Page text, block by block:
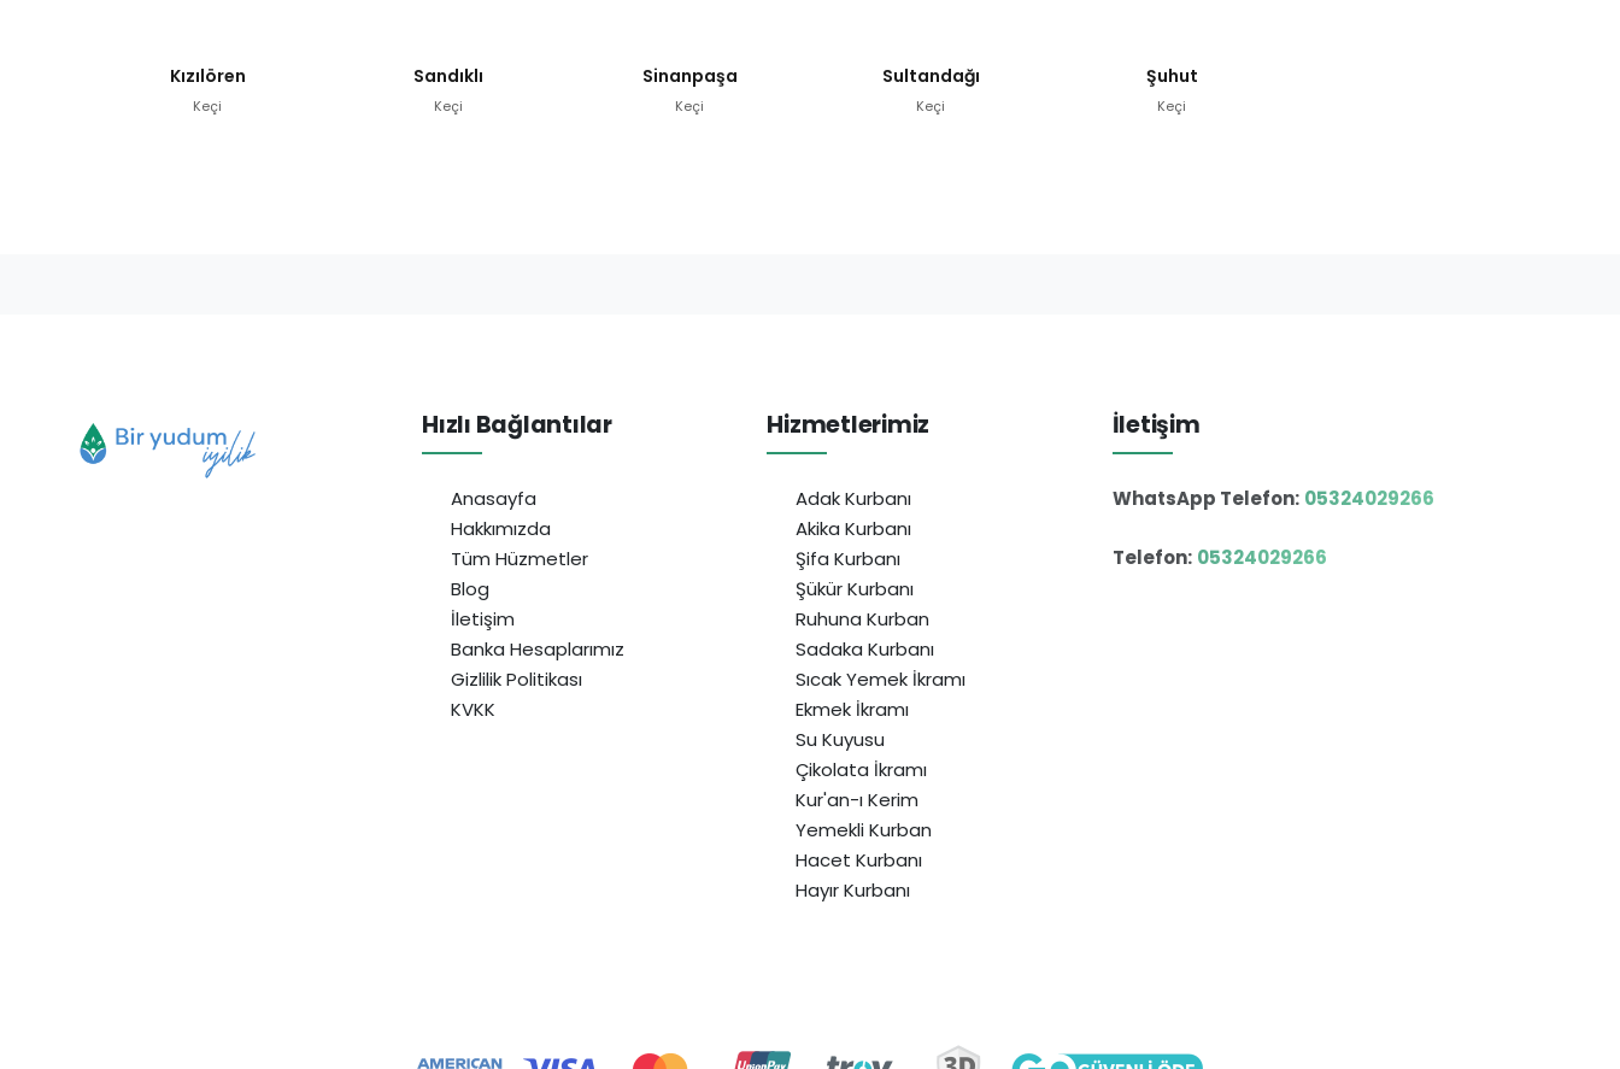
Kızılören
Keçi
Sandıklı
Keçi
Sinanpaşa
Keçi
Sultandağı
Keçi
Şuhut
Keçi
Hızlı Bağlantılar
Anasayfa
Hakkımızda
Tüm Hüzmetler
Blog
İletişim
Banka Hesaplarımız
Gizlilik Politikası
KVKK
Hizmetlerimiz
Adak Kurbanı
Akika Kurbanı
Şifa Kurbanı
Şükür Kurbanı
Ruhuna Kurban
Sadaka Kurbanı
Sıcak Yemek İkramı
Ekmek İkramı
Su Kuyusu
Çikolata İkramı
Kur'an-ı Kerim
Yemekli Kurban
Hacet Kurbanı
Hayır Kurbanı
İletişim
WhatsApp Telefon: 05324029266
Telefon: 05324029266